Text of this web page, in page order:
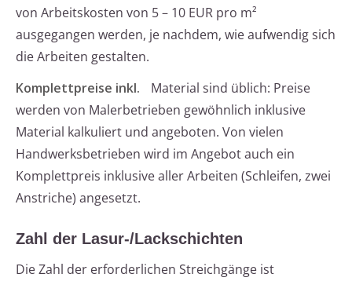
von Arbeitskosten von 5 – 10 EUR pro m²
ausgegangen werden, je nachdem, wie aufwendig sich
die Arbeiten gestalten.
Komplettpreise inkl.
Material sind üblich: Preise
werden von Malerbetrieben gewöhnlich inklusive
Material kalkuliert und angeboten. Von vielen
Handwerksbetrieben wird im Angebot auch ein
Komplettpreis inklusive aller Arbeiten (Schleifen, zwei
Anstriche) angesetzt.
Zahl der Lasur-/Lackschichten
Die Zahl der erforderlichen Streichgänge ist